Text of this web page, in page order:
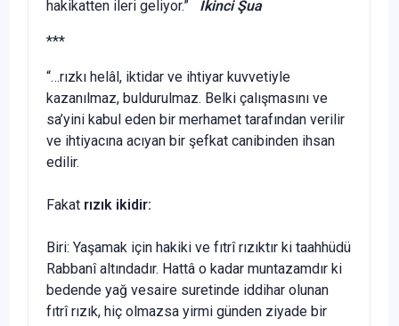
hakikatten ileri geliyor.”
İkinci Şua
***
“…rızkı helâl, iktidar ve ihtiyar kuvvetiyle
kazanılmaz, buldurulmaz. Belki çalışmasını ve
sa’yini kabul eden bir merhamet tarafından verilir
ve ihtiyacına acıyan bir şefkat canibinden ihsan
edilir.
Fakat rızık ikidir:
Biri: Yaşamak için hakiki ve fıtrî rızıktır ki taahhüdü
Rabbanî altındadır. Hattâ o kadar muntazamdır ki
bedende yağ vesaire suretinde iddihar olunan
fıtrî rızık, hiç olmazsa yirmi günden ziyade bir